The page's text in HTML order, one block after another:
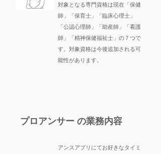
対象となる専門資格は現在「保健
師」「保育士」「臨床心理士」
「公認心理師」「助産師」「看護
師」「精神保健福祉士」の７つで
す。対象資格は今後追加される可
能性があります。
​プロアンサー の業務内容
アンスアプリにてお好きなタイミ